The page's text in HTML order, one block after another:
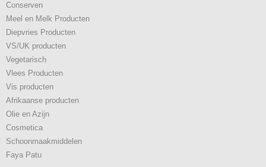
Conserven
Meel en Melk Producten
Diepvries Producten
VS/UK producten
Vegetarisch
Vlees Producten
Vis producten
Afrikaanse producten
Olie en Azijn
Cosmetica
Schoonmaakmiddelen
Faya Patu